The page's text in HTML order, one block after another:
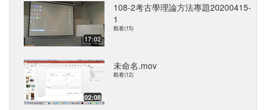
17:02
108-2考古學理論方法專題20200415-
1
觀看(15)
02:08
未命名.mov
觀看(12)